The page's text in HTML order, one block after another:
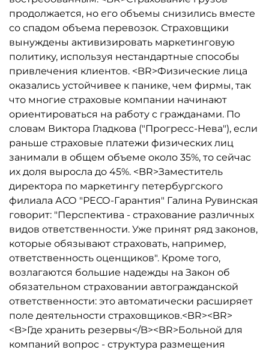
продолжается, но его объемы снизились вместе
со спадом объема перевозок. Страховщики
вынуждены активизировать маркетинговую
политику, используя нестандартные способы
привлечения клиентов. <BR>Физические лица
оказались устойчивее к панике, чем фирмы, так
что многие страховые компании начинают
ориентироваться на работу с гражданами. По
словам Виктора Гладкова ("Прогресс-Нева"), если
раньше страховые платежи физических лиц
занимали в общем объеме около 35%, то сейчас
их доля выросла до 45%. <BR>Заместитель
директора по маркетингу петербургского
филиала АСО "РЕСО-Гарантия" Галина Рувинская
говорит: "Перспектива - страхование различных
видов ответственности. Уже принят ряд законов,
которые обязывают страховать, например,
ответственность оценщиков". Кроме того,
возлагаются большие надежды на Закон об
обязательном страховании автогражданской
ответственности: это автоматически расширяет
поле деятельности страховщиков.<BR><BR>
<B>Где хранить резервы</B><BR>Больной для
компаний вопрос - структура размещения